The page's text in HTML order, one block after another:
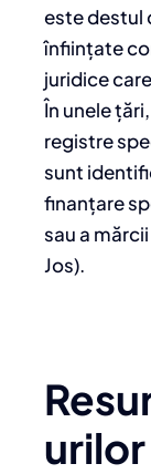
este destul
înființate
juridice
În unele
registre
sunt
finanțare
sau a
Jos).
urilor